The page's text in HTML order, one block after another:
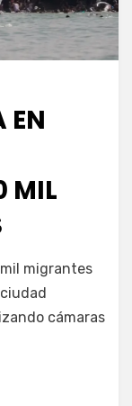
EN
MIL
migrantes
cámaras